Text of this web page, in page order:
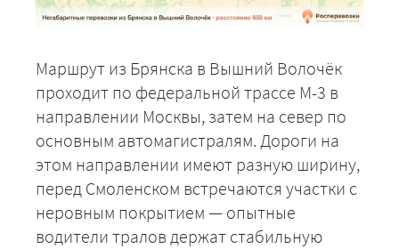
Маршрут из Брянска в Вышний Волочёк
проходит по федеральной трассе М-3 в
направлении Москвы, затем на север по
основным автомагистралям. Дороги на
этом направлении имеют разную ширину,
перед Смоленском встречаются участки с
неровным покрытием — опытные
водители тралов держат стабильную